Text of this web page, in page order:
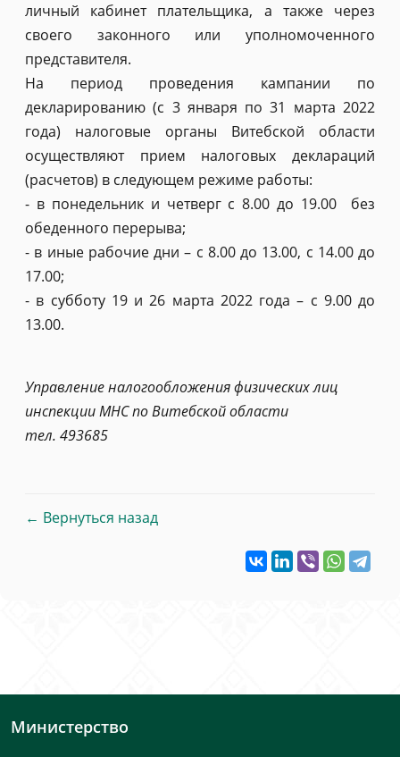
личный кабинет плательщика, а также через
своего законного или уполномоченного
представителя.
На период проведения кампании по
декларированию (с 3 января по 31 марта 2022
года) налоговые органы Витебской области
осуществляют прием налоговых деклараций
(расчетов) в следующем режиме работы:
- в понедельник и четверг с 8.00 до 19.00 без
обеденного перерыва;
- в иные рабочие дни – с 8.00 до 13.00, с 14.00 до
17.00;
- в субботу 19 и 26 марта 2022 года – с 9.00 до
13.00.
Управление налогообложения физических лиц
инспекции МНС по Витебской области
тел. 493685
← Вернуться назад
Министерство